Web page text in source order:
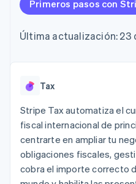
Authorization
Boost
de aceptación
acelerado
Más
Product roadmap
Ver lo que viene
Gestión
SaaS
Empresas
Economía
creadores
Juegos
Seguros
Gestionar
Ofrecer
consumo
Recursos
Empresa
producto
Sessions
Contacto
Contacta
Primeros pasos con
Última actualización: 23
Tax
Stripe Tax automatiza el
fiscal internacional de
centrarte en ampliar tu
obligaciones fiscales,
cobra el importe correcto